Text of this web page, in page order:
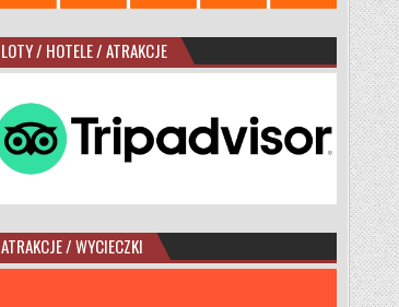
LOTY / HOTELE / ATRAKCJE
ATRAKCJE / WYCIECZKI